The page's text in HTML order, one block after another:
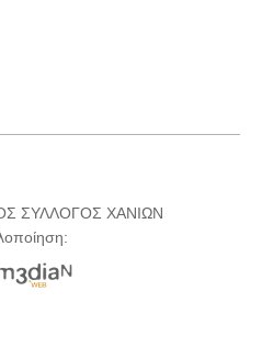
ΣΥΛΛΟΓΟΣ ΧΑΝΙΩΝ